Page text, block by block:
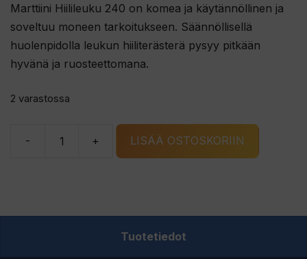
Marttiini Hiilileuku 240 on komea ja käytännöllinen ja
soveltuu moneen tarkoitukseen. Säännöllisellä
huolenpidolla leukun hiiliterästerä pysyy pitkään
hyvänä ja ruosteettomana.
2 varastossa
-
Marttiini
+ LISÄÄ OSTOSKORIIN
Tuotetiedot